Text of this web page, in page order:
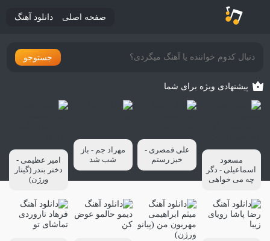
صفحه اصلی دانلود آهنگ
جستوجو
پیشنهادی ویژه برای شما
مسعود
اسماعیلی - دگر
چه می خواهی
علی قمصری -
خیز رستم
مهراد جم - باز
شب شد
امیر عظیمی -
دختر بندر (گیتار
ورژن)